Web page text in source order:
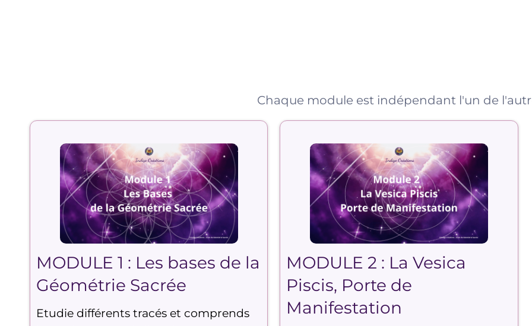
Chaque module est indépendant l'un de
MODULE 1 : Les bases de la
Géométrie Sacrée
Etudie différents tracés et comprends
MODULE 2 : La Vesica
Piscis, Porte de
Manifestation